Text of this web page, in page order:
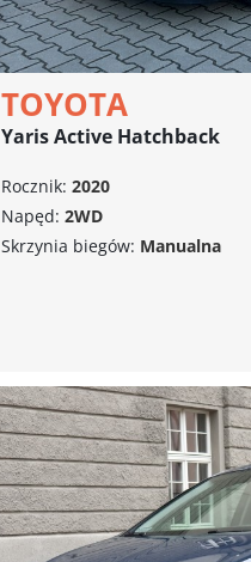
TOYOTA
Yaris Active Hatchback
Rocznik: 2020
Napęd: 2WD
Skrzynia biegów: Manualna